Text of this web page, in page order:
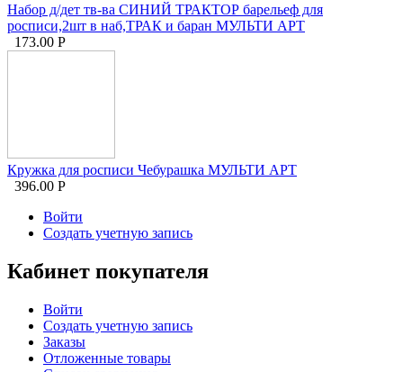
Набор д/дет тв-ва СИНИЙ ТРАКТОР барельеф для
росписи,2шт в наб,ТРАК и баран МУЛЬТИ АРТ
173.00 Р
Кружка для росписи Чебурашка МУЛЬТИ АРТ
396.00 Р
Войти
Создать учетную запись
Кабинет покупателя
Войти
Создать учетную запись
Заказы
Отложенные товары